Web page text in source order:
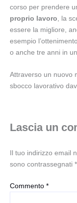
corso per prendere
proprio lavoro , la
essere la migliore,
esempio
o anche tre anni in
Attraverso un nuovo
sbocco lavorativo
Lascia un
Il tuo indirizzo email
sono contrassegnati *
Commento *